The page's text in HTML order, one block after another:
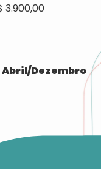
3.900,00
Dezembro